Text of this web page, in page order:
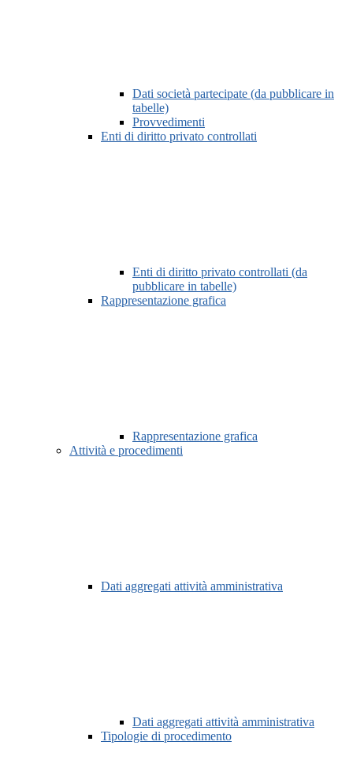
Dati società partecipate (da pubblicare in
tabelle)
Provvedimenti
Enti di diritto privato controllati
Enti di diritto privato controllati (da
pubblicare in tabelle)
Rappresentazione grafica
Rappresentazione grafica
Attività e procedimenti
Dati aggregati attività amministrativa
Dati aggregati attività amministrativa
Tipologie di procedimento